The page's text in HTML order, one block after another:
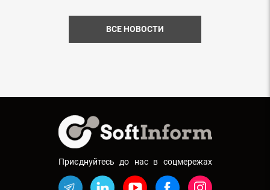
ВСЕ НОВОСТИ
Приєднуйтесь до нас в соцмережах